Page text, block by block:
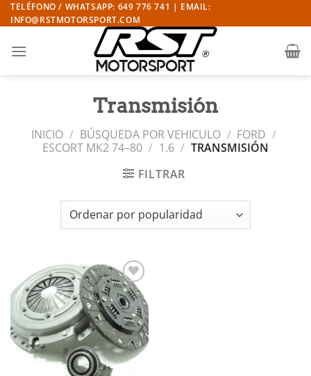
Saltar
al
TELÉFONO / WHATSAPP: 649 776 741 | EMAIL:
INFO@RSTMOTORSPORT.COM
Transmisión
INICIO / BÚSQUEDA POR VEHICULO / FORD /
ESCORT MK2 74–80 / 1.6 / TRANSMISIÓN
FILTRAR
Añadir
a la
lista de
deseos